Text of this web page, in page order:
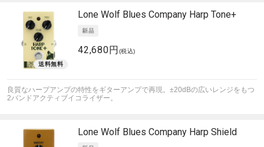
Lone Wolf Blues Company Harp Tone+
42,680円 (税込)
良質なハープアンプの特性をギターアンプで再現。±20dBの広いレンジをもつ
2バンドアクティブイコライザー。
Lone Wolf Blues Company Harp Shield